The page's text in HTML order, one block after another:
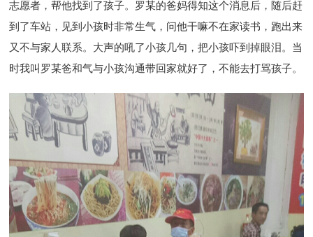
志愿者，帮他找到了孩子。罗某的爸妈得知这个消息后，随后赶
到了车站，见到小孩时非常生气，问他干嘛不在家读书，跑出来
又不与家人联系。大声的吼了小孩几句，把小孩吓到掉眼泪。当
时我叫罗某爸和气与小孩沟通带回家就好了，不能去打骂孩子。